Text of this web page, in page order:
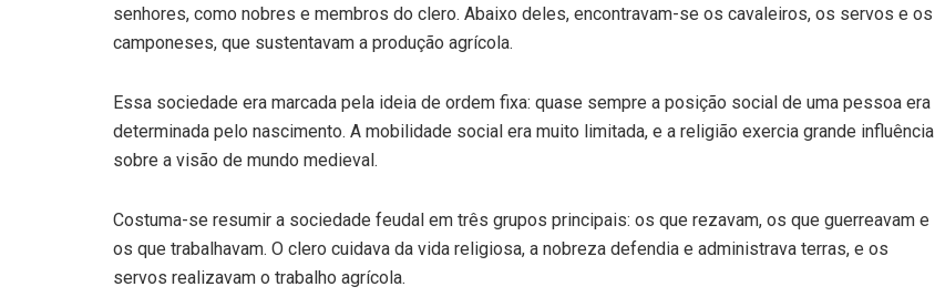
senhores, como nobres e membros do clero. Abaixo deles, encontravam-se os cavaleiros, os servos e os
camponeses, que sustentavam a produção agrícola.
Essa sociedade era marcada pela ideia de ordem fixa: quase sempre a posição social de uma pessoa era
determinada pelo nascimento. A mobilidade social era muito limitada, e a religião exercia grande influência
sobre a visão de mundo medieval.
Costuma-se resumir a sociedade feudal em três grupos principais: os que rezavam, os que guerreavam e
os que trabalhavam. O clero cuidava da vida religiosa, a nobreza defendia e administrava terras, e os
servos realizavam o trabalho agrícola.